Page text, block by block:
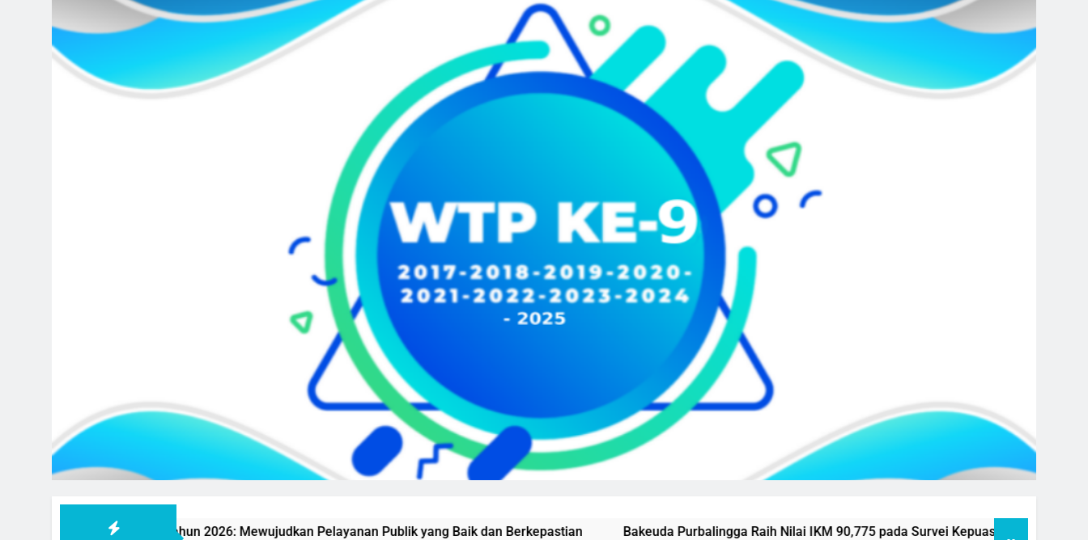
Purbalingga Tahun 2026: Mewujudkan Pelayanan Publik yang Baik dan Berkepastian Bakeuda Purbalingga Raih Nilai IKM 90,775 pada Survei Kepuasan Masyarakat